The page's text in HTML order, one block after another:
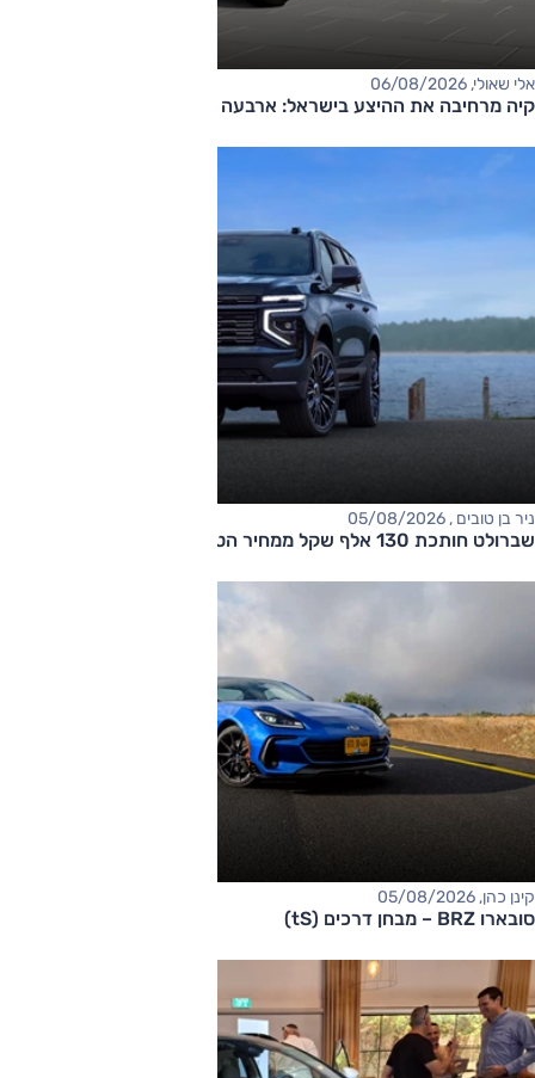
אלי שאולי, 06/08/2026
קיה מרחיבה את ההיצע בישראל: ארבעה דגמים חדשים בדרך
ניר בן טובים , 05/08/2026
שברולט חותכת 130 אלף שקל ממחיר הטאהו
קינן כהן, 05/08/2026
סובארו BRZ – מבחן דרכים (tS)